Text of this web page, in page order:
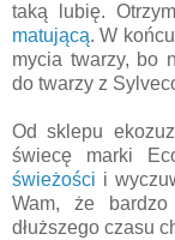
taką lubię.
matującą. W
mycia twarzy, bo
do twarzy z
Od sklepu
świecę marki
świeżości i
Wam, że
dłuższego czasu